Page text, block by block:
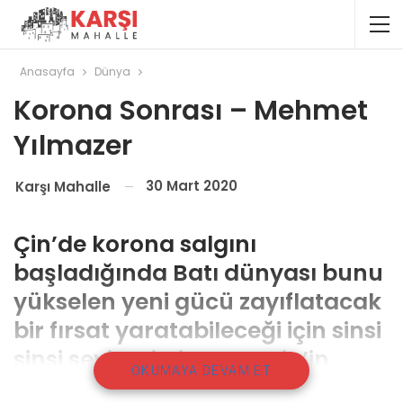
Anasayfa Dünya
Korona Sonrası – Mehmet
Yılmazer
Karşı Mahalle 30 Mart 2020
Çin’de korona salgını
başladığında Batı dünyası bunu
yükselen yeni gücü zayıflatacak
bir fırsat yaratabileceği için sinsi
sinsi sevinmişti. Hatta Çin’in
mevzi kaybetmesi durumunda
OKUMAYA DEVAM ET